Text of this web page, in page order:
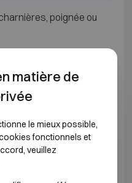
poignée ou
extérieures (mm)
L730 P560
L730 P640
matière de
le mieux possible,
fonctionnels et
veuillez